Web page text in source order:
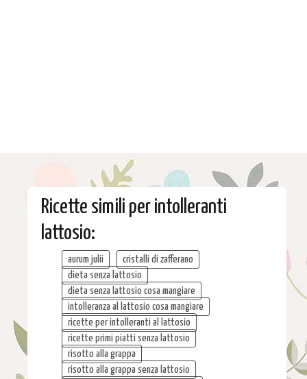
Ricette simili per intolleranti
lattosio:
aurum julii
cristalli di zafferano
dieta senza lattosio
dieta senza lattosio cosa mangiare
intolleranza al lattosio cosa mangiare
ricette per intolleranti al lattosio
ricette primi piatti senza lattosio
risotto alla grappa
risotto alla grappa senza lattosio